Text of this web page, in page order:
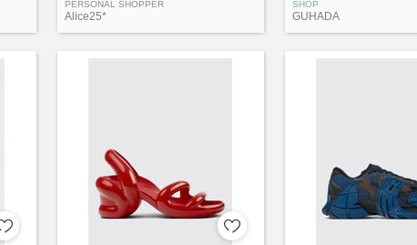
PERSONAL SHOPPER
Alice25*
SHOP
GUHADA